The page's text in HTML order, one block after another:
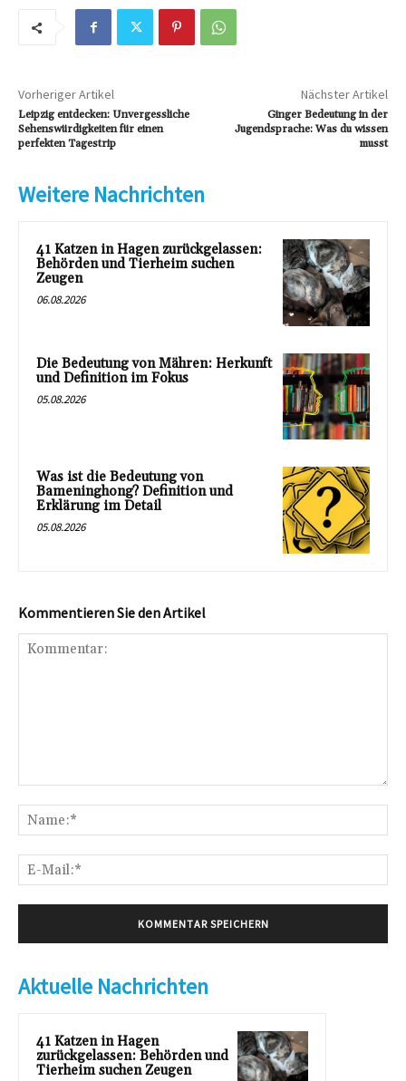
Vorheriger Artikel
Leipzig entdecken: Unvergessliche
Sehenswürdigkeiten für einen
perfekten Tagestrip
Nächster Artikel
Ginger Bedeutung in der
Jugendsprache: Was du wissen
musst
Weitere Nachrichten
41 Katzen in Hagen zurückgelassen:
Behörden und Tierheim suchen
Zeugen
06.08.2026
Die Bedeutung von Mähren: Herkunft
und Definition im Fokus
05.08.2026
Was ist die Bedeutung von
Bameninghong? Definition und
Erklärung im Detail
05.08.2026
Kommentieren Sie den Artikel
Aktuelle Nachrichten
41 Katzen in Hagen
zurückgelassen: Behörden und
Tierheim suchen Zeugen